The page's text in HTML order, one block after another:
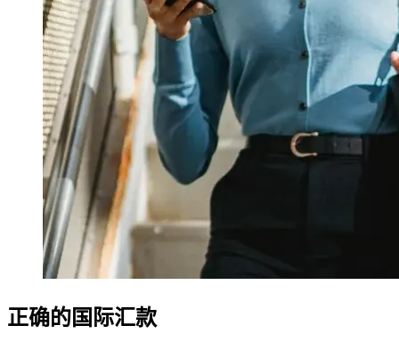
正确的国际汇款